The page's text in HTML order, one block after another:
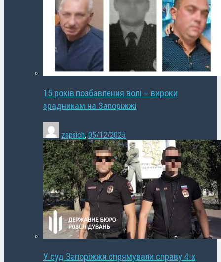
15 років позбавлення волі – вироки
зрадникам на Запоріжжі
zapsich, 05/12/2025
У суд Запоріжжя спрямували справу 4-х